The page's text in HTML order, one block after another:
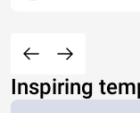
Inspiring